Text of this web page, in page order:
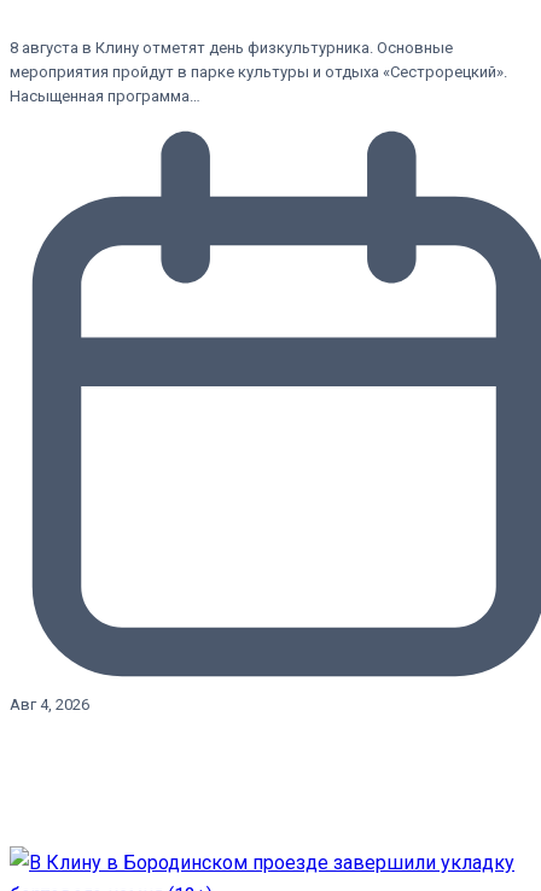
8 августа в Клину отметят день физкультурника. Основные
мероприятия пройдут в парке культуры и отдыха «Сестрорецкий».
Насыщенная программа…
Авг 4, 2026